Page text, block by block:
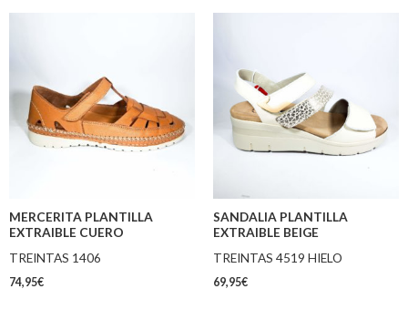
MERCERITA PLANTILLA
EXTRAIBLE CUERO
TREINTAS 1406
74,95€
SANDALIA PLANTILLA
EXTRAIBLE BEIGE
TREINTAS 4519 HIELO
69,95€